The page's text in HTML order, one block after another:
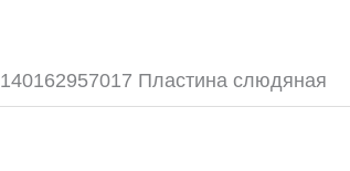
140162957017 Пластина слюдяная